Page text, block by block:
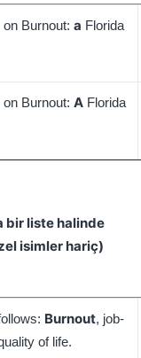
Burnout: a Florida
Burnout: A Florida
bir liste halinde
isimler hariç)
Burnout, job-
of life.